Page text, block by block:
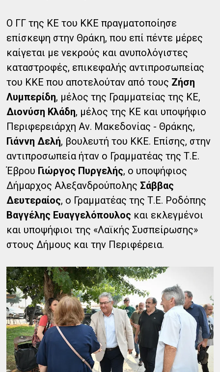
Ο ΓΓ της ΚΕ του ΚΚΕ πραγματοποίησε
επίσκεψη στην Θράκη, που επί πέντε μέρες
καίγεται με νεκρούς και ανυπολόγιστες
καταστροφές, επικεφαλής αντιπροσωπείας
του ΚΚΕ που αποτελούταν από τους Ζήση
Λυμπερίδη, μέλος της Γραμματείας της ΚΕ,
Διονύση Κλάδη, μέλος της ΚΕ και υποψήφιο
Περιφερειάρχη Αν. Μακεδονίας - Θράκης,
Γιάννη Δελή, βουλευτή του ΚΚΕ. Επίσης, στην
αντιπροσωπεία ήταν ο Γραμματέας της Τ.Ε.
Έβρου Γιώργος Πυργελής, ο υποψήφιος
Δήμαρχος ΑλεξανδρούποληςΣάββας
Δευτεραίος, ο Γραμματέας της Τ.Ε. Ροδόπης
Βαγγέλης Ευαγγελόπουλος και εκλεγμένοι
και υποψήφιοι της «Λαϊκής Συσπείρωσης»
στους Δήμους και την Περιφέρεια.